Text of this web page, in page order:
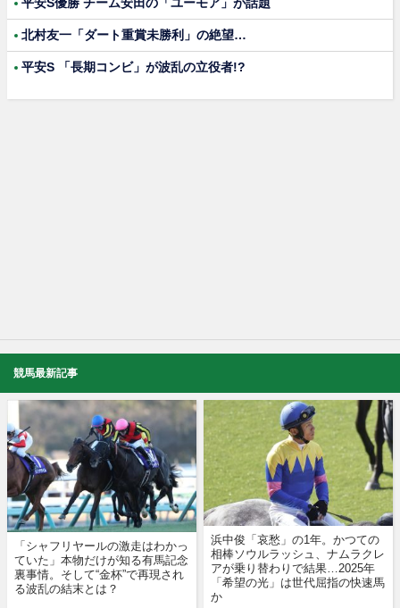
北村友一「ダート重賞未勝利」の絶望…
平安S 「長期コンビ」が波乱の立役者!?
競馬最新記事
「シャフリヤールの激走はわかっ
ていた」本物だけが知る有馬記念
裏事情。そして“金杯”で再現され
る波乱の結末とは？
浜中俊「哀愁」の1年。かつての
相棒ソウルラッシュ、ナムラクレ
アが乗り替わりで結果…2025年
「希望の光」は世代屈指の快速馬
か